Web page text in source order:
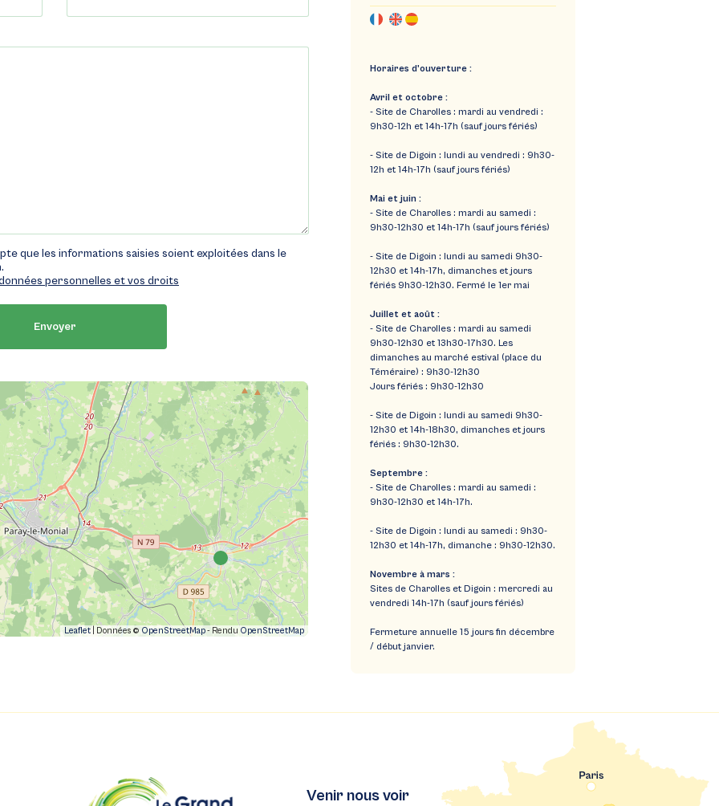
que les informations saisies soient exploitées dans le
personnelles et vos droits
Leaflet | Données © OpenStreetMap- Rendu OpenStreetMap
Horaires d'ouverture :
Avril et octobre :
- Site de Charolles : mardi au vendredi :
9h30-12h et 14h-17h (sauf jours fériés)
- Site de Digoin : lundi au vendredi : 9h30-
12h et 14h-17h (sauf jours fériés)
Mai et juin :
- Site de Charolles : mardi au samedi :
9h30-12h30 et 14h-17h (sauf jours fériés)
- Site de Digoin : lundi au samedi 9h30-
12h30 et 14h-17h, dimanches et jours
fériés 9h30-12h30. Fermé le 1er mai
Juillet et août :
- Site de Charolles : mardi au samedi
9h30-12h30 et 13h30-17h30. Les
dimanches au marché estival (place du
Téméraire) : 9h30-12h30
Jours fériés : 9h30-12h30
- Site de Digoin : lundi au samedi 9h30-
12h30 et 14h-18h30, dimanches et jours
fériés : 9h30-12h30.
Septembre :
- Site de Charolles : mardi au samedi :
9h30-12h30 et 14h-17h.
- Site de Digoin : lundi au samedi : 9h30-
12h30 et 14h-17h, dimanche : 9h30-12h30.
Novembre à mars :
Sites de Charolles et Digoin : mercredi au
vendredi 14h-17h (sauf jours fériés)
Fermeture annuelle 15 jours fin décembre
/ début janvier.
Venir nous voir